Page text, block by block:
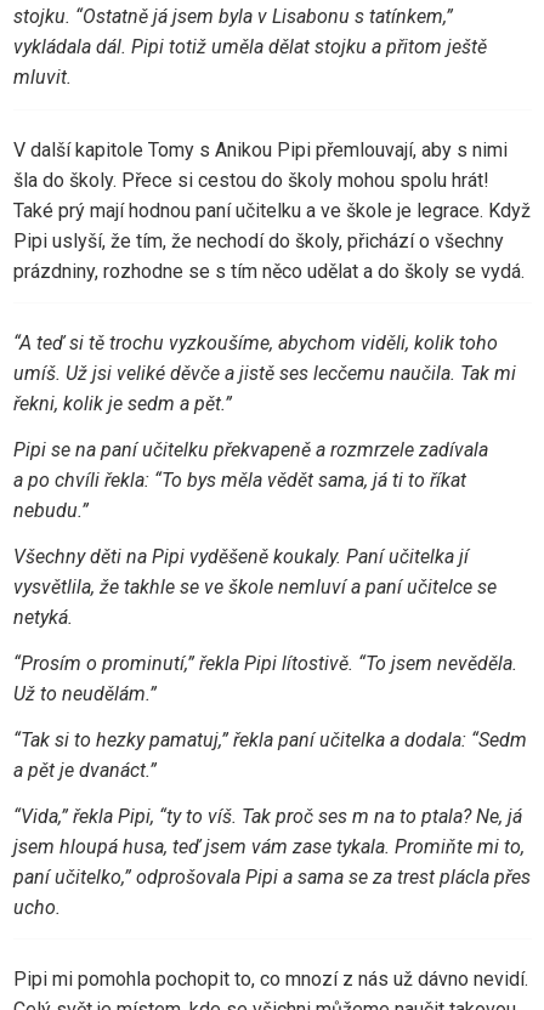
stojku. “Ostatně já jsem byla v Lisabonu s tatínkem,”
vykládala dál. Pipi totiž uměla dělat stojku a přitom ještě
mluvit.
V další kapitole Tomy s Anikou Pipi přemlouvají, aby s nimi
šla do školy. Přece si cestou do školy mohou spolu hrát!
Také prý mají hodnou paní učitelku a ve škole je legrace. Když
Pipi uslyší, že tím, že nechodí do školy, přichází o všechny
prázdniny, rozhodne se s tím něco udělat a do školy se vydá.
“A teď si tě trochu vyzkoušíme, abychom viděli, kolik toho
umíš. Už jsi veliké děvče a jistě ses lecčemu naučila. Tak mi
řekni, kolik je sedm a pět.”
Pipi se na paní učitelku překvapeně a rozmrzele zadívala
a po chvíli řekla: “To bys měla vědět sama, já ti to říkat
nebudu.”
Všechny děti na Pipi vyděšeně koukaly. Paní učitelka jí
vysvětlila, že takhle se ve škole nemluví a paní učitelce se
netyká.
“Prosím o prominutí,” řekla Pipi lítostivě. “To jsem nevěděla.
Už to neudělám.”
“Tak si to hezky pamatuj,” řekla paní učitelka a dodala: “Sedm
a pět je dvanáct.”
“Vida,” řekla Pipi, “ty to víš. Tak proč ses m na to ptala? Ne, já
jsem hloupá husa, teď jsem vám zase tykala. Promiňte mi to,
paní učitelko,” odprošovala Pipi a sama se za trest plácla přes
ucho.
Pipi mi pomohla pochopit to, co mnozí z nás už dávno nevidí.